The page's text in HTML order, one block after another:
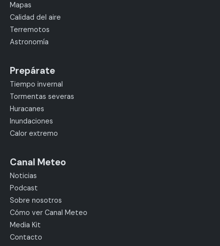
Mapas
Calidad del aire
Terremotos
Astronomía
Prepárate
Tiempo invernal
Tormentas severas
Huracanes
Inundaciones
Calor extremo
Canal Meteo
Noticias
Podcast
Sobre nosotros
Cómo ver Canal Meteo
Media Kit
Contacto